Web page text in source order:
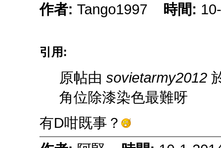
作者: Tango1997 時間:
引用:
原帖由 sovietarmy2012
角位除漆染色最難呀
有D咁既事？